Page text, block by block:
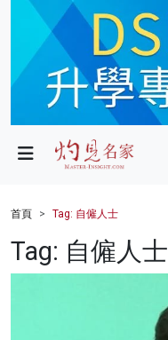
政局
財經
健康
首頁 Tag: 自僱人士
Tag: 自僱人士